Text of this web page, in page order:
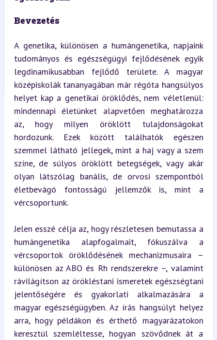
Bevezetés
A genetika, különösen a humángenetika, napjaink
tudományos és egészségügyi fejlődésének egyik
legdinamikusabban fejlődő területe. A magyar
középiskolák tananyagában már régóta hangsúlyos
helyet kap a genetikai öröklődés, nem véletlenül:
mindennapi életünket alapvetően meghatározza
az, hogy milyen öröklött tulajdonságokat
hordozunk. Ezek között találhatók egészen
szemmel látható jellegek, mint a haj vagy a szem
színe, de súlyos öröklött betegségek, vagy akár
olyan látszólag banális, de orvosi szempontból
életbevágó fontosságú jellemzők is, mint a
vércsoportunk.
Jelen esszé célja az, hogy részletesen bemutassa a
humángenetika alapfogalmait, fókuszálva a
vércsoportok öröklődésének mechanizmusaira –
különösen az ABO és Rh rendszerekre –, valamint
rávilágítson az örökléstani ismeretek egészségtani
jelentőségére és gyakorlati alkalmazására a
magyar egészségügyben. Az írás hangsúlyt helyez
arra, hogy példákon és érthető magyarázatokon
keresztül szemléltesse, hogyan szövődnek át a